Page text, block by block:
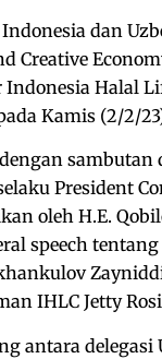
Indonesia dan
Creative
Indonesia Halal
Kamis (2/2/
President
oleh H.E.
speech
IHLC Jetty
antara